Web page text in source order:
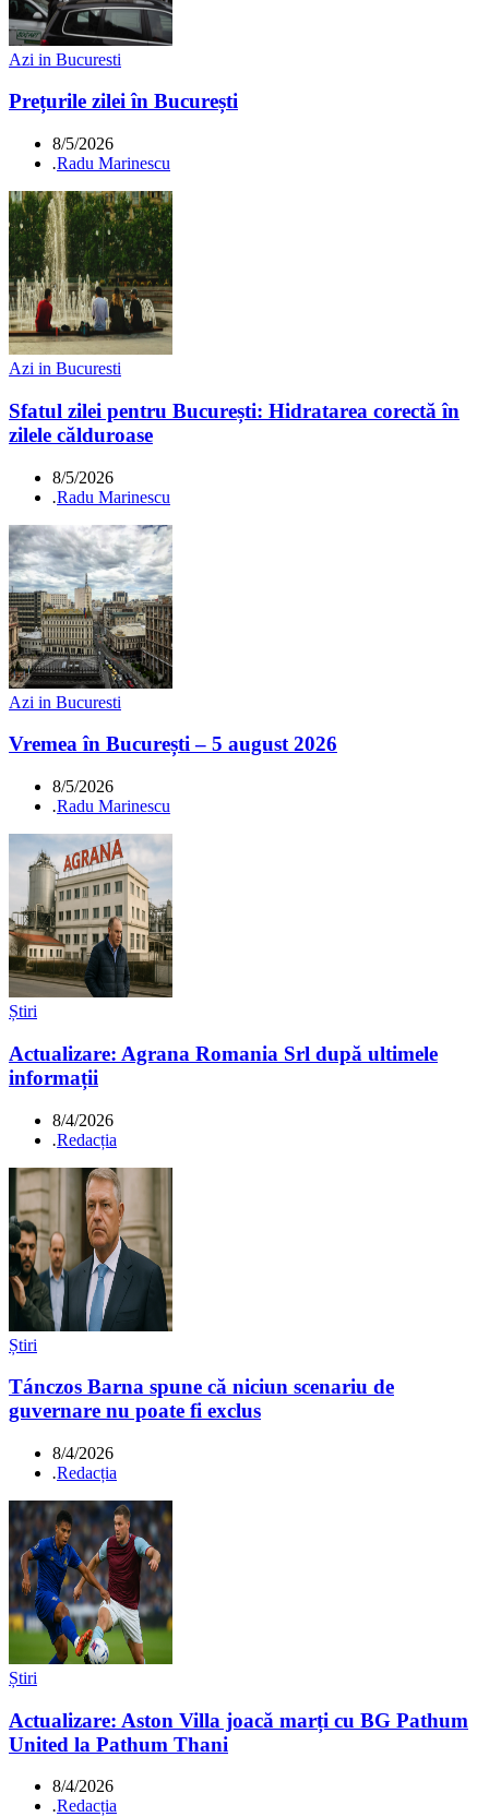
Azi in Bucuresti
Prețurile zilei în București
8/5/2026
.Radu Marinescu
Azi in Bucuresti
Sfatul zilei pentru București: Hidratarea corectă în
zilele călduroase
8/5/2026
.Radu Marinescu
Azi in Bucuresti
Vremea în București – 5 august 2026
8/5/2026
.Radu Marinescu
Știri
Actualizare: Agrana Romania Srl după ultimele
informații
8/4/2026
.Redacția
Știri
Tánczos Barna spune că niciun scenariu de
guvernare nu poate fi exclus
8/4/2026
.Redacția
Știri
Actualizare: Aston Villa joacă marți cu BG Pathum
United la Pathum Thani
8/4/2026
.Redacția